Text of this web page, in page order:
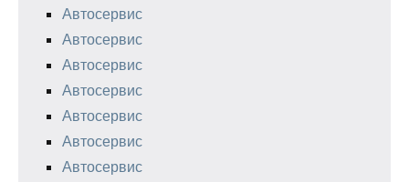
Автосервис
Автосервис
Автосервис
Автосервис
Автосервис
Автосервис
Автосервис